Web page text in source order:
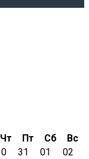
Чт Пт Сб
Вс
31 01 02